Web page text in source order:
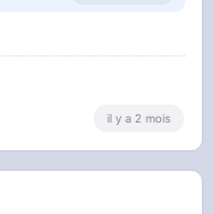
il y a 2 mois